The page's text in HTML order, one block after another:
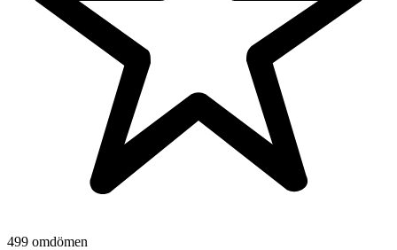
499 omdömen